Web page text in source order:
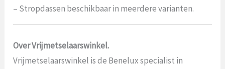
– Stropdassen beschikbaar in meerdere varianten.
Over Vrijmetselaarswinkel.
Vrijmetselaarswinkel is de Benelux specialist in